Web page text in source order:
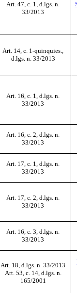
Art. 47, c. 1, d.lgs. n.
33/2013
Art. 14, c. 1-quinquies.,
d.lgs. n. 33/2013
Art. 16, c. 1, d.lgs. n.
33/2013
Art. 16, c. 2, d.lgs. n.
33/2013
Art. 17, c. 1, d.lgs. n.
33/2013
Art. 17, c. 2, d.lgs. n.
33/2013
Art. 16, c. 3, d.lgs. n.
33/2013
Art. 18, d.lgs. n. 33/2013
Art. 53, c. 14, d.lgs. n.
165/2001